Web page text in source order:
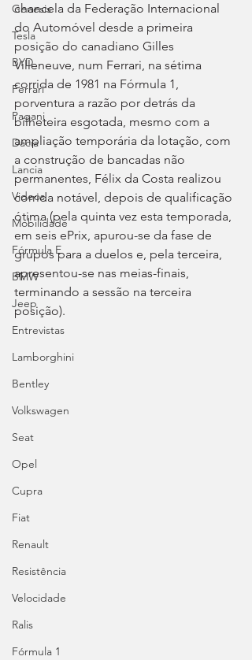
Genesis
Tesla
BYD
Ferrari
Pagani
Dacia
Lancia
Videos
Mobilidade
Fórmula E
BMW
Jeep
Entrevistas
Lamborghini
Bentley
Volkswagen
Seat
Opel
Cupra
Fiat
Renault
Resistência
Velocidade
Ralis
Fórmula 1
chancela da Federação Internacional
do Automóvel desde a primeira
posição do canadiano Gilles
Villeneuve, num Ferrari, na sétima
corrida de 1981 na Fórmula 1,
porventura a razão por detrás da
bilheteira esgotada, mesmo com a
ampliação temporária da lotação, com
a construção de bancadas não
permanentes, Félix da Costa realizou
corrida notável, depois de qualificação
ótima (pela quinta vez esta temporada,
em seis ePrix, apurou-se da fase de
grupos para a duelos e, pela terceira,
apresentou-se nas meias-finais,
terminando a sessão na terceira
posição).